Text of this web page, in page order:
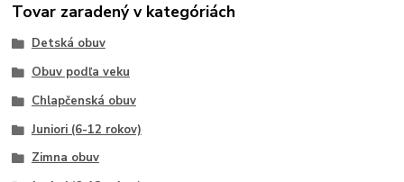
Tovar zaradený v kategóriách
Detská obuv
Obuv podľa veku
Chlapčenská obuv
Juniori (6-12 rokov)
Zimna obuv